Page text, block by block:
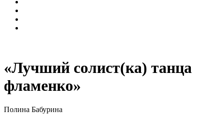
«Лучший солист(ка) танца
фламенко»
Полина Бабурина